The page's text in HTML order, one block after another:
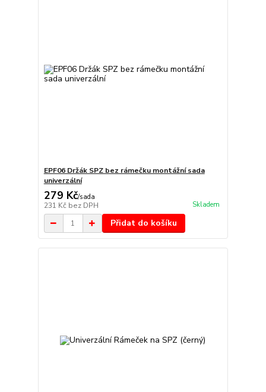
EPF06 Držák SPZ bez rámečku montážní sada
univerzální
279 Kč/sada
231 Kč bez DPH Skladem
Přidat do košíku